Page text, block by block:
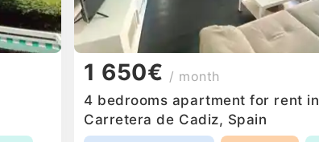
1 650€ / month
4 bedrooms apartment for rent in
Carretera de Cadiz, Spain